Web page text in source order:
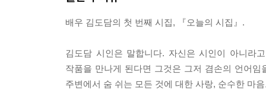
추억으로 칠해져 가고 있다
대롱대롱 매달려
버티는 나예요
배우 김도담의 첫 번째 시집, 『오늘의 시집』.
김도담 시인은 말합니다. 자신은 시인이 아니라
작품을 만나게 된다면 그것은 그저 겸손의 언어
주변에서 숨 쉬는 모든 것에 대한 사랑, 순수한 마